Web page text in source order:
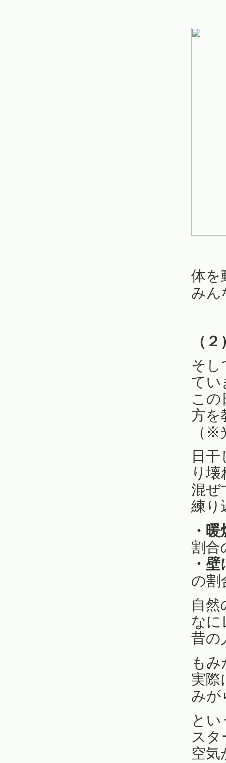
体を
みん
（
そし
てい
この
方を
（※
日
り
混ぜ
練り
・
割合
・
の割
自
なに
昔の
も
実際
みが
と
スタ
空気